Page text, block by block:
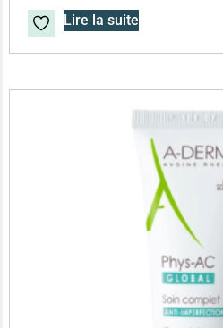
Lire la suite